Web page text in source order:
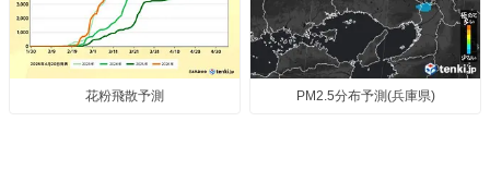
花粉飛散予測 PM2.5分布予測(兵庫県)